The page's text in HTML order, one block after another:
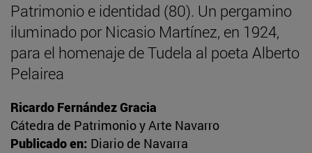
Patrimonio e identidad (80). Un pergamino
iluminado por Nicasio Martínez, en 1924,
para el homenaje de Tudela al poeta Alberto
Pelairea
Ricardo Fernández Gracia
Cátedra de Patrimonio y Arte Navarro
Publicado en: Diario de Navarra